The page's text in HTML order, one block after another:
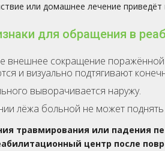
или домашнее лечение приведёт
для обращения в
внешнее сокращение поражённой
и визуально подтягивают
выворачивается наружу.
лёжа больной не может поднять
травмирования или падения
центр после